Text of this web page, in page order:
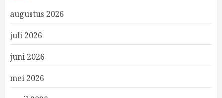
augustus 2026
juli 2026
juni 2026
mei 2026